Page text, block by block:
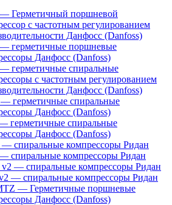
Герметичный поршневой
с частотным регулированием
Данфосс (Danfoss)
герметичные поршневые
Данфосс (Danfoss)
герметичные спиральные
с частотным регулированием
Данфосс (Danfoss)
герметичные спиральные
Данфосс (Danfoss)
герметичные спиральные
Данфосс (Danfoss)
спиральные компрессоры Ридан
спиральные компрессоры Ридан
— спиральные компрессоры Ридан
— спиральные компрессоры Ридан
— Герметичные поршневые
Данфосс (Danfoss)